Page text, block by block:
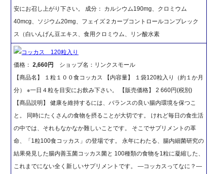
安にお召し上がり下さい。 成分： カルシウム190mg、クロミウム
40mcg、ソジウム20mg、フェイズ２カーブコントロールコンプレック
ス（白いんげん豆エキス、食用クロミウム、リン酸水素
コッカス 120粒入り
価格：2,660円
ショップ名：リンクスモール
【商品名】 １粒１００食コッカス 【内容量】 １袋120粒入り（約１か月
分） ※一日４粒を目安にお飲み下さい。 【販売価格】 2 660円(税別)
【商品説明】 健康を維持するには、バランスの良い腸内環境を保つこ
と。 同時にたくさんの食物を摂ることが大切です。 けれど毎日の食生活
の中では、それもなかなか難しいことです。 そこでサプリメントの革
命、「1粒100食コッカス」の登場です。 永年にわたる、腸内細菌研究の
結果発見した腸内善玉菌コッカス菌と 100種類の食物を1粒に凝縮した、
これまでにない全く新しいサプリメントです。 ―コッカスってなに？―